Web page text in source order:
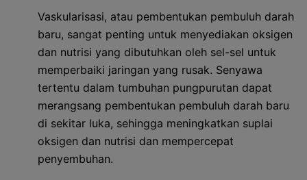
Vaskularisasi, atau pembentukan pembuluh darah
baru, sangat penting untuk menyediakan oksigen
dan nutrisi yang dibutuhkan oleh sel-sel untuk
memperbaiki jaringan yang rusak. Senyawa
tertentu dalam tumbuhan pungpurutan dapat
merangsang pembentukan pembuluh darah baru
di sekitar luka, sehingga meningkatkan suplai
oksigen dan nutrisi dan mempercepat
penyembuhan.